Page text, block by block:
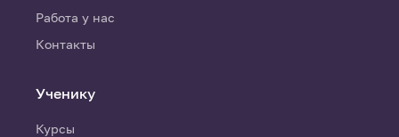
Работа у нас
Контакты
Ученику
Курсы